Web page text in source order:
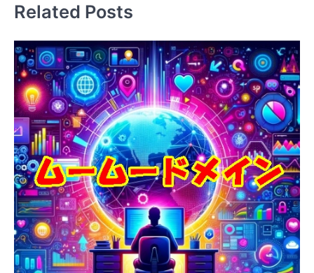
ゲ
シ
ョ
ン
Related Posts